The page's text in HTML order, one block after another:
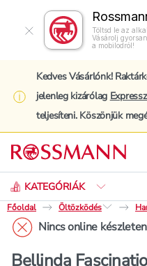
Töltsd le az
Vásárolj
a mobilodról!
Kedves Vásárlónk!
jelenleg kizárólag
teljesíteni. Köszönjük
KATEGÓRIÁK
Keresés
Főoldal
Öltözködés
Nincs online készleten
Bellinda